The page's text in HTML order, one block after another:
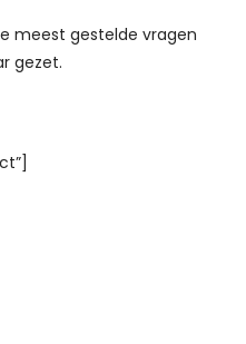
meest gestelde vragen
gezet.